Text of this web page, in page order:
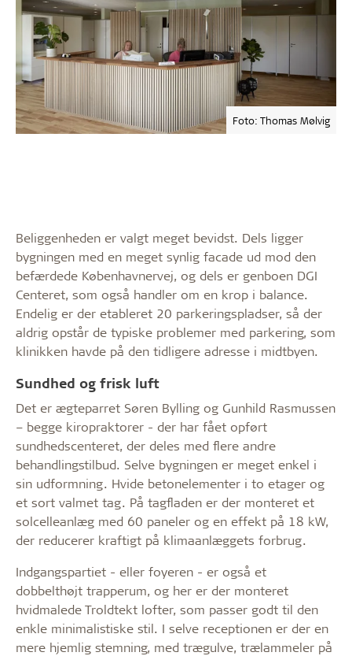
Foto: Thomas Mølvig
Beliggenheden er valgt meget bevidst. Dels ligger
bygningen med en meget synlig facade ud mod den
befærdede Københavnervej, og dels er genboen DGI
Centeret, som også handler om en krop i balance.
Endelig er der etableret 20 parkeringspladser, så der
aldrig opstår de typiske problemer med parkering, som
klinikken havde på den tidligere adresse i midtbyen.
Sundhed og frisk luft
Det er ægteparret Søren Bylling og Gunhild Rasmussen
– begge kiropraktorer - der har fået opført
sundhedscenteret, der deles med flere andre
behandlingstilbud. Selve bygningen er meget enkel i
sin udformning. Hvide betonelementer i to etager og
et sort valmet tag. På tagfladen er der monteret et
solcelleanlæg med 60 paneler og en effekt på 18 kW,
der reducerer kraftigt på klimaanlæggets forbrug.
Indgangspartiet - eller foyeren - er også et
dobbelthøjt trapperum, og her er der monteret
hvidmalede Troldtekt lofter, som passer godt til den
enkle minimalistiske stil. I selve receptionen er der en
mere hjemlig stemning, med trægulve, trælammeler på